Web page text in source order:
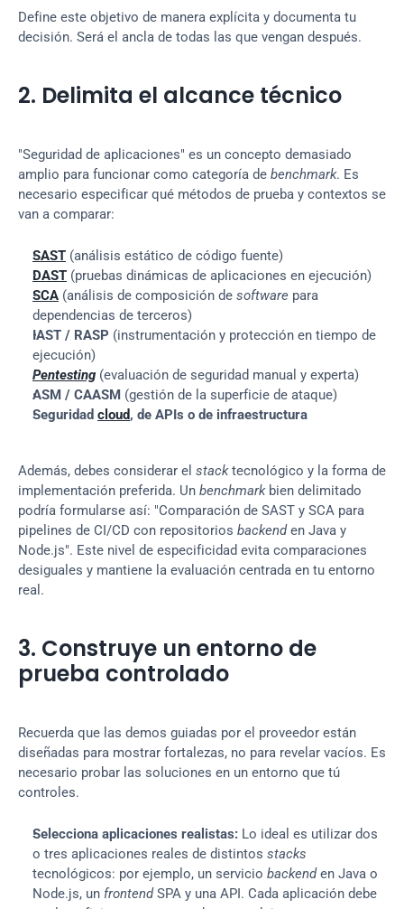
Define este objetivo de manera explícita y documenta tu
decisión. Será el ancla de todas las que vengan después.
2. Delimita el alcance técnico
"Seguridad de aplicaciones" es un concepto demasiado
amplio para funcionar como categoría de benchmark. Es
necesario especificar qué métodos de prueba y contextos se
van a comparar:
SAST (análisis estático de código fuente)
DAST (pruebas dinámicas de aplicaciones en ejecución)
SCA (análisis de composición de software para
dependencias de terceros)
IAST / RASP (instrumentación y protección en tiempo de
ejecución)
Pentesting (evaluación de seguridad manual y experta)
ASM / CAASM (gestión de la superficie de ataque)
Seguridad cloud, de APIs o de infraestructura
Además, debes considerar el stack tecnológico y la forma de
implementación preferida. Un benchmark bien delimitado
podría formularse así: "Comparación de SAST y SCA para
pipelines de CI/CD con repositorios backend en Java y
Node.js". Este nivel de especificidad evita comparaciones
desiguales y mantiene la evaluación centrada en tu entorno
real.
3. Construye un entorno de
prueba controlado
Recuerda que las demos guiadas por el proveedor están
diseñadas para mostrar fortalezas, no para revelar vacíos. Es
necesario probar las soluciones en un entorno que tú
controles.
Selecciona aplicaciones realistas: Lo ideal es utilizar dos
o tres aplicaciones reales de distintos stacks
tecnológicos: por ejemplo, un servicio backend en Java o
Node.js, un frontend SPA y una API. Cada aplicación debe